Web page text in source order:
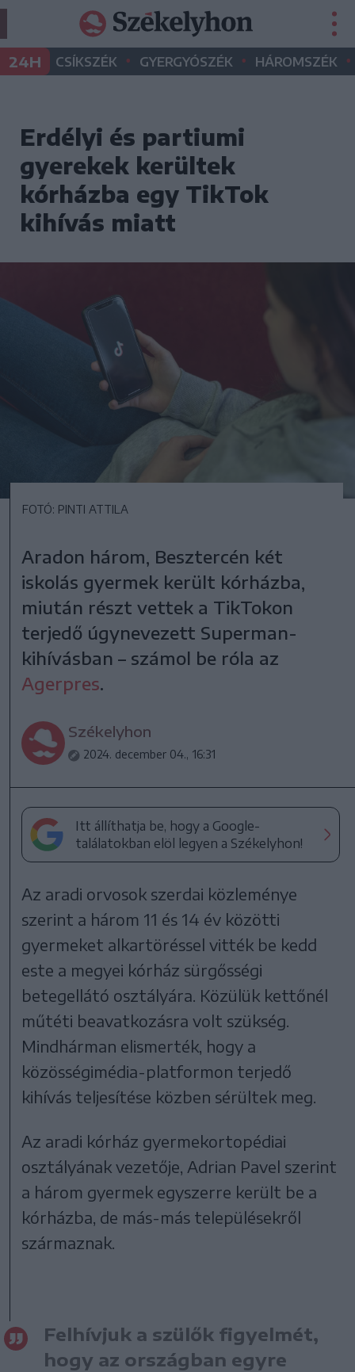
24H CSÍKSZÉK • GYERGYÓSZÉK • HÁROMSZÉK •
Erdélyi és partiumi
gyerekek kerültek
kórházba egy TikTok
kihívás miatt
FOTÓ: PINTI ATTILA
Aradon három, Besztercén két
iskolás gyermek került kórházba,
miután részt vettek a TikTokon
terjedő úgynevezett Superman-
kihívásban – számol be róla az
Agerpres.
Székelyhon
2024. december 04., 16:31
Itt állíthatja be, hogy a Google-
találatokban elöl legyen a Székelyhon!
Az aradi orvosok szerdai közleménye
szerint a három 11 és 14 év közötti
gyermeket alkartöréssel vitték be kedd
este a megyei kórház sürgősségi
betegellátó osztályára. Közülük kettőnél
műtéti beavatkozásra volt szükség.
Mindhárman elismerték, hogy a
közösségimédia-platformon terjedő
kihívás teljesítése közben sérültek meg.
Az aradi kórház gyermekortopédiai
osztályának vezetője, Adrian Pavel szerint
a három gyermek egyszerre került be a
kórházba, de más-más településekről
származnak.
Felhívjuk a szülők figyelmét,
hogy az országban egyre